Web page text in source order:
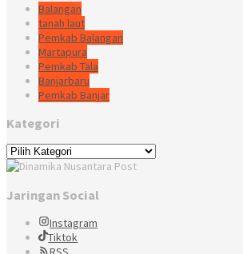
Balangan
tanah laut
Pemkab Balangan
Martapura
Pemkab Tala
Banjarbaru
Pemkab Banjar
Kategori
Kategori
Jaringan Social
Instagram
Tiktok